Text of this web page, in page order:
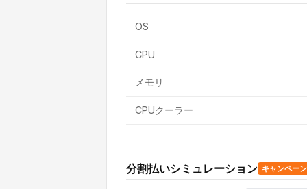
OS
CPU
メモリ
CPUクーラー
分割払いシミュレーション キャンペーン